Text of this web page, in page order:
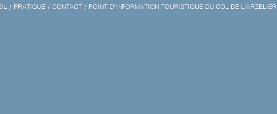
PRATIQUE CONTACT POINT D'INFORMATION TOURISTIQUE DU COL DE L'ARZELIER